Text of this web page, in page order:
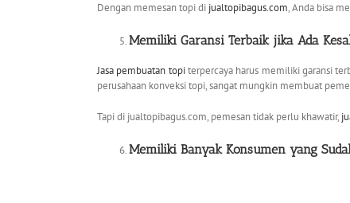
Dengan memesan topi di jualtopibagus.com, Anda bisa
Memiliki Garansi Terbaik jika Ada
Jasa pembuatan topiterpercaya harus memiliki garansi
perusahaan konveksi topi, sangat mungkin membuat
Tapi di jualtopibagus.com, pemesan tidak perlu khawatir,
Memiliki Banyak Konsumen yang